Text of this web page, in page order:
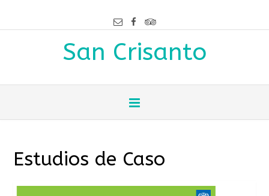
San Crisanto
Estudios de Caso